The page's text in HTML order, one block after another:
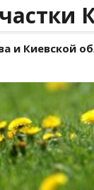
и Киевской